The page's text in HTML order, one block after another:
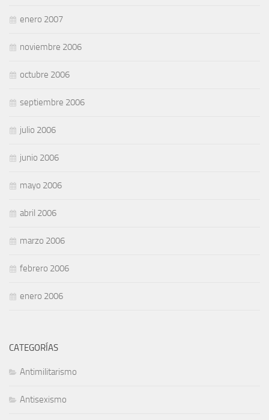
enero 2007
noviembre 2006
octubre 2006
septiembre 2006
julio 2006
junio 2006
mayo 2006
abril 2006
marzo 2006
febrero 2006
enero 2006
CATEGORÍAS
Antimilitarismo
Antisexismo